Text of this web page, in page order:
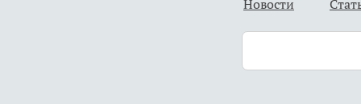
Новости